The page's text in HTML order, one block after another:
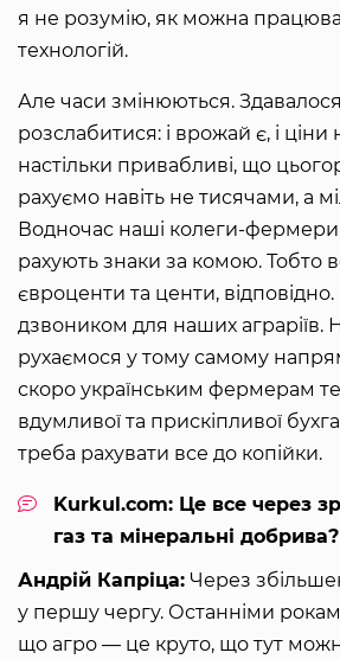
я не розумію, як можна
технологій.
Але часи змінюються.
розслабитися: і врожай є, і ціни
настільки привабливі, що
рахуємо навіть не тисячами, а
Водночас наші колеги-
рахують знаки за комою. Тобто
євроценти та центи,
дзвоником для наших аграріїв.
рухаємося у тому самому
скоро українським фермерам
вдумливої та прискіпливої
треба рахувати все до копійки.
Kurkul.com: Це все через
газ та мінеральні добрива?
Андрій Капріца: Через
у першу чергу. Останніми
що агро — це круто, що тут